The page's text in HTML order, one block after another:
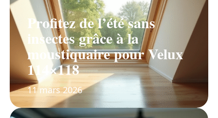
Profitez de l’été sans
insectes grâce à la
moustiquaire pour Velux
114×118
11 mars 2026